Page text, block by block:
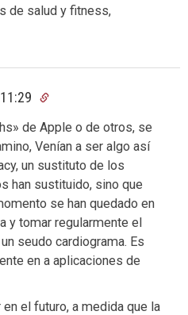
de salud y fitness,
de Apple o de otros, se
Venían a ser algo así
un sustituto de los
han sustituido, sino que
se han quedado en
y tomar regularmente el
seudo cardiograma. Es
en a aplicaciones de
el futuro, a medida que la